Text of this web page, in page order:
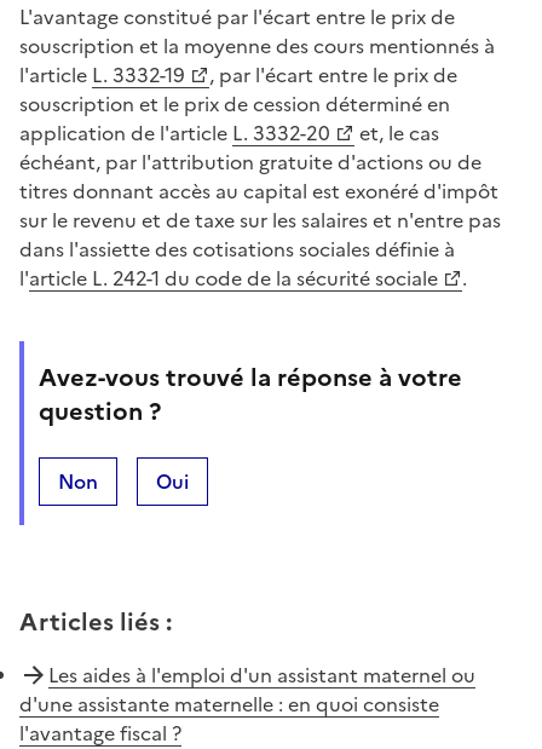
L'avantage constitué par l'écart entre le prix de
souscription et la moyenne des cours mentionnés à
l'article L. 3332-19
, par l'écart entre le prix de
souscription et le prix de cession déterminé en
application de l'article L. 3332-20
et, le cas
échéant, par l'attribution gratuite d'actions ou de
titres donnant accès au capital est exonéré d'impôt
sur le revenu et de taxe sur les salaires et n'entre pas
dans l'assiette des cotisations sociales définie à
l'article L. 242-1 du code de la sécurité sociale .
Avez-vous trouvé la réponse à votre
question ?
Non Oui
Articles liés :
Les aides à l'emploi d'un assistant maternel ou
d'une assistante maternelle : en quoi consiste
l'avantage fiscal ?